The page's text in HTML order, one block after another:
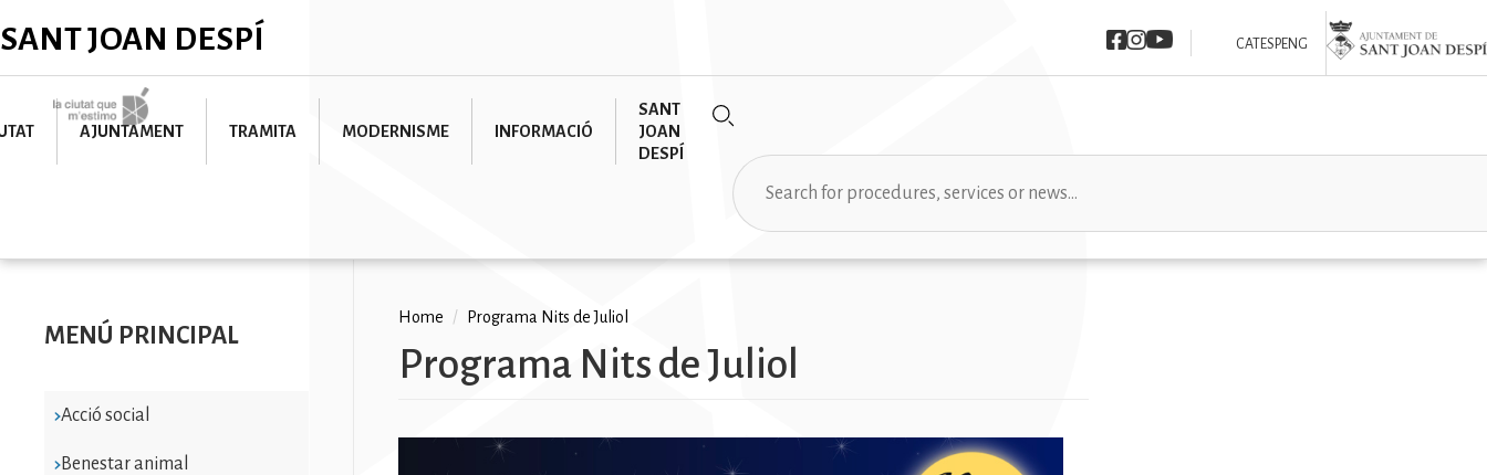
to
SANT JOAN DESPÍ Imatge
Imatge
Imatge CAT ESPENG
Imatge
Imatge
AJUNTAMENT TRAMITA MODERNISME INFORMACIÓ
SANT
JOAN
DESPÍ
Search
MENÚ PRINCIPAL
Acció social
Benestar animal
Breadcrumb
Home / Programa Nits de Juliol
Programa Nits de Juliol